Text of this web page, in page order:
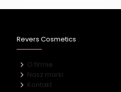
Revers Cosmetics
O firmie
Nasz marki
Kontakt